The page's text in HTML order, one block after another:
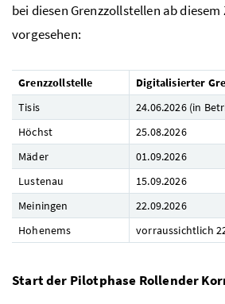
bei diesen Grenzzollstellen ab
vorgesehen:
Grenzzollstelle
Digitalisierter
Tisis
24.06.2026 (in
Höchst
25.08.2026
Mäder
01.09.2026
Lustenau
15.09.2026
Meiningen
22.09.2026
Hohenems
vorraussichtlich
Start der Pilotphase Rollender